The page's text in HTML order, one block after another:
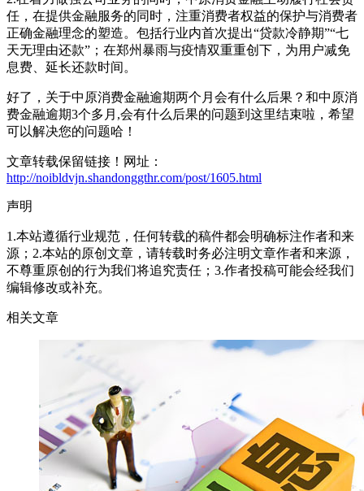
任，在提供金融服务的同时，注重消费者权益的保护与消费者
正确金融理念的塑造。包括行业内首次提出“贷款冷静期”“七
天无理由还款”；在郑州暴雨与疫情双重重创下，为用户减免
息费、延长还款时间。
好了，关于中原消费金融逾期两个月会有什么后果？和中原消
费金融逾期3个多月,会有什么后果的问题到这里结束啦，希望
可以解决您的问题哈！
文章转载保留链接！网址：
http://noibldvjn.shandonggthr.com/post/1605.html
声明
1.本站遵循行业规范，任何转载的稿件都会明确标注作者和来
源；2.本站的原创文章，请转载时务必注明文章作者和来源，
不尊重原创的行为我们将追究责任；3.作者投稿可能会经我们
编辑修改或补充。
相关文章